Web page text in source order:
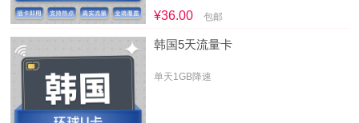
¥36.00 包邮
韩国5天流量卡
单天1GB降速